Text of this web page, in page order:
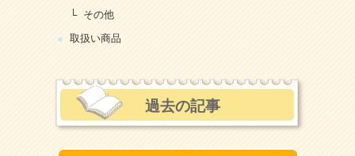
その他
取扱い商品
過去の記事